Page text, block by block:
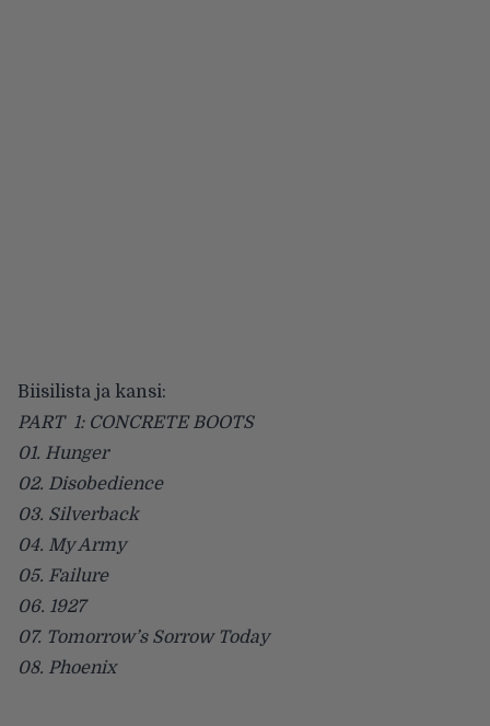
Biisilista ja kansi:
PART 1: CONCRETE BOOTS
01. Hunger
02. Disobedience
03. Silverback
04. My Army
05. Failure
06. 1927
07. Tomorrow’s Sorrow Today
08. Phoenix